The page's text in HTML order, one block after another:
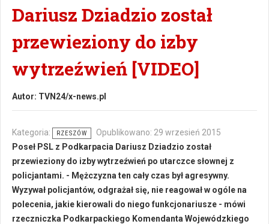
Dariusz Dziadzio został
przewieziony do izby
wytrzeźwień [VIDEO]
Autor: TVN24/x-news.pl
Kategoria: RZESZÓW
Opublikowano: 29 wrzesień 2015
Poseł PSL z Podkarpacia Dariusz Dziadzio został
przewieziony do izby wytrzeźwień po utarczce słownej z
policjantami. - Mężczyzna ten cały czas był agresywny.
Wyzywał policjantów, odgrażał się, nie reagował w ogóle na
polecenia, jakie kierowali do niego funkcjonariusze - mówi
rzeczniczka Podkarpackiego Komendanta Wojewódzkiego